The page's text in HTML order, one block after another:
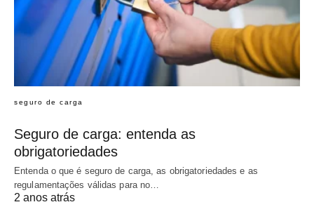
seguro de carga
Seguro de carga: entenda as
obrigatoriedades
Entenda o que é seguro de carga, as obrigatoriedades e as
regulamentações válidas para no…
2 anos atrás